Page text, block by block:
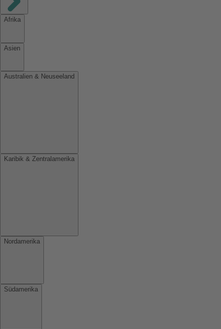
Afrika
Asien
Australien & Neuseeland
Karibik & Zentralamerika
Nordamerika
Südamerika